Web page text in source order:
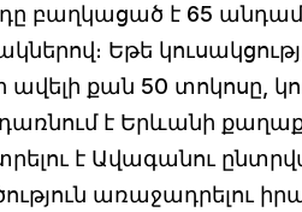
բաղկացած է 65
Եթե
ավելի քան 50
է Երևանի
է Ավագանու
առաջադրելու